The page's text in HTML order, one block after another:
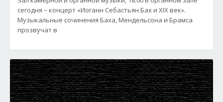
сегодня – концерт «Иоганн Себастьян Бах и XIX век».
Музыкальные сочинения Баха, Мендельсона и Брамса
прозвучат в